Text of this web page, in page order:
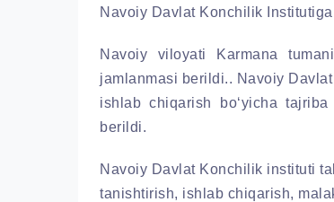
Navoiy Davlat Konchilik
Navoiy viloyati Karmana
jamlanmasi berildi.. Navoiy
ishlab chiqarish bo‘yicha
berildi.
Navoiy Davlat Konchilik instituti
tanishtirish, ishlab chiqarish,